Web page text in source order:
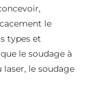
le
types et
le soudage à
laser, le soudage